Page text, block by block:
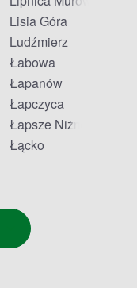
Dunajcem
Lisia Góra
Ludźmierz
Łabowa
Łapanów
Łapczyca
Łapsze Niżne
Łącko